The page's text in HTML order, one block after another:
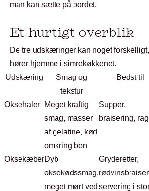
man kan sætte på bordet.
Et hurtigt overblik
De tre udskæringer kan noget
hører hjemme i simrekøkkenet.
Udskæring
Smag og
tekstur
Bedst til
Oksehaler
Meget kraftig
smag, masser
af gelatine, kød
omkring ben
Supper,
braisering,
OksekæberDyb
oksekødssmag,
meget mørt ved
Gryderetter,
servering i